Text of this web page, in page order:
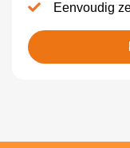
Eenvoudig